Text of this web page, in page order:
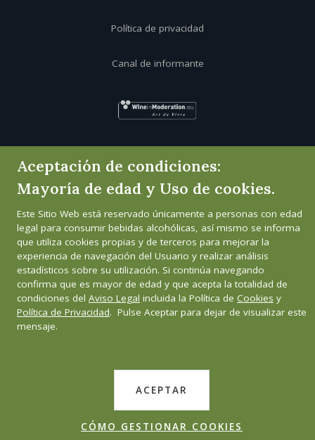
Política de privacidad
Canal de informante
Aceptación de condiciones:
Mayoría de edad y Uso de cookies.
Este Sitio Web está reservado únicamente a personas con edad
legal para consumir bebidas alcohólicas, así mismo se informa
que utiliza cookies propias y de terceros para mejorar la
experiencia de navegación del Usuario y realizar análisis
estadísticos sobre su utilización. Si continúa navegando
confirma que es mayor de edad y que acepta la totalidad de
condiciones del Aviso Legal incluida la Política de Cookies y
Política de Privacidad. Pulse Aceptar para dejar de visualizar este
mensaje.
ACEPTAR
CÓMO GESTIONAR COOKIES